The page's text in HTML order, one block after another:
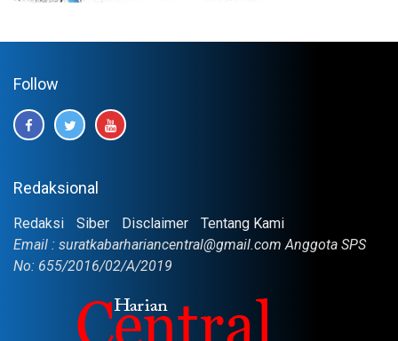
Follow
Redaksional
Redaksi Siber Disclaimer
Tentang Kami
Email : suratkabarhariancentral@gmail.com Anggota SPS
No: 655/2016/02/A/2019